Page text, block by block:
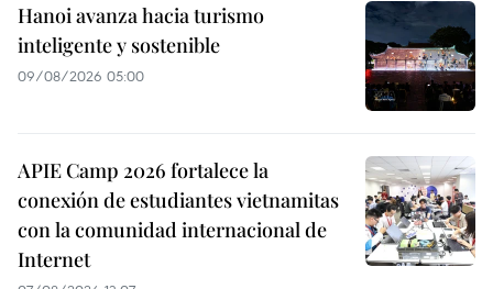
Hanoi avanza hacia turismo
inteligente y sostenible
09/08/2026 05:00
APIE Camp 2026 fortalece la
conexión de estudiantes vietnamitas
con la comunidad internacional de
Internet